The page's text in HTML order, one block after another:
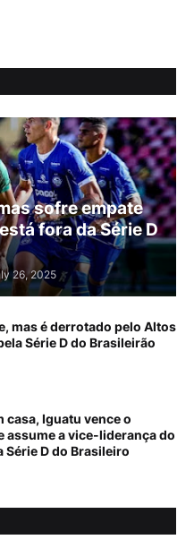
sofre empate
fora da Série D
26, 2025
mas é derrotado pelo Altos
Série D do Brasileirão
casa, Iguatu vence o
assume a vice-liderança do
Série D do Brasileiro